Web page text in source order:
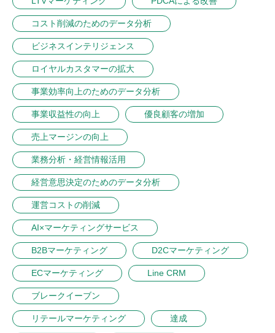
コスト削減のためのデータ分析
ビジネスインテリジェンス
ロイヤルカスタマーの拡大
事業効率向上のためのデータ分析
事業収益性の向上 優良顧客の増加
売上マージンの向上
業務分析・経営情報活用
経営意思決定のためのデータ分析
運営コストの削減
AI×マーケティングサービス
B2Bマーケティング D2Cマーケティング
ECマーケティング Line CRM
ブレークイーブン
リテールマーケティング 達成